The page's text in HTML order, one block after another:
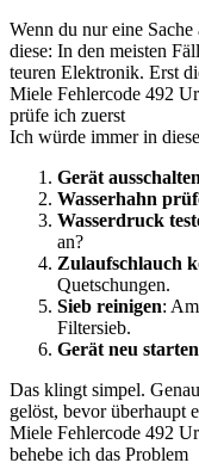
Wenn du nur eine
diese: In den meisten
teuren Elektronik. Erst
Miele Fehlercode 492
prüfe ich zuerst
Ich würde immer in
Gerät ausschalten
Wasserhahn
Wasserdruck
an?
Zulaufschlauch
Quetschungen.
Sieb reinigen:
Filtersieb.
Gerät neu starten
Das klingt simpel.
gelöst, bevor überhaupt
Miele Fehlercode 492
behebe ich das Problem